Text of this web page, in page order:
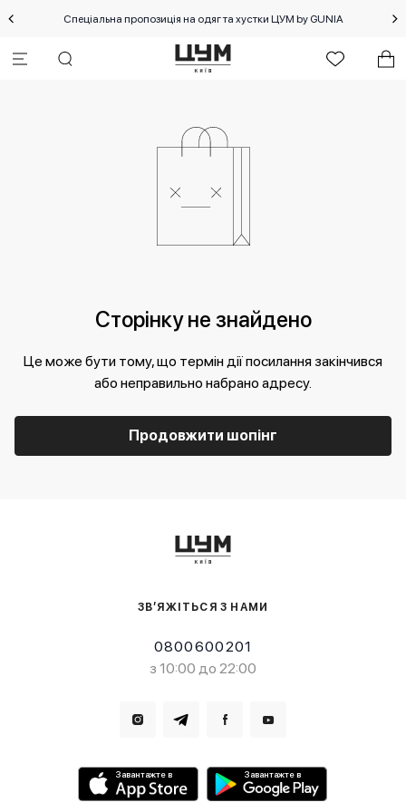
Спеціальна пропозиція на одяг та хустки ЦУМ by GUNIA
Сторінку не знайдено
Це може бути тому, що термін дії посилання закінчився
або неправильно набрано адресу.
Продовжити шопінг
ЗВ’ЯЖІТЬСЯ З НАМИ
0800600201
з 10:00 до 22:00
Завантажте в Завантажте в